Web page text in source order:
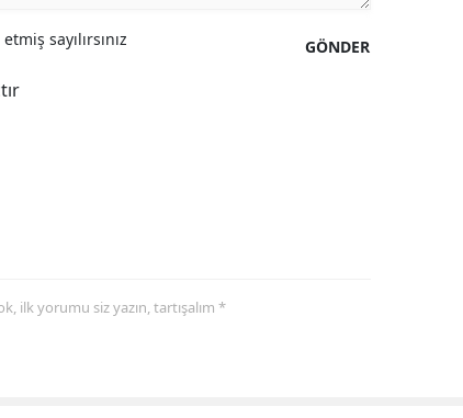
GÖNDER
sayılırsınız
ilk yorumu siz yazın, tartışalım *